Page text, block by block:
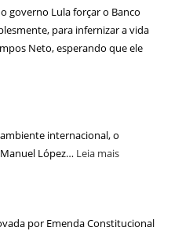
governo Lula forçar o Banco
para infernizar a vida
Neto, esperando que ele
internacional, o
López… Leia mais
por Emenda Constitucional